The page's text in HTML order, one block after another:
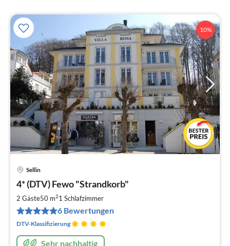
10%
Sellin
4* (DTV) Fewo "Strandkorb"
2 Gäste50 m21 Schlafzimmer
6 Bewertungen
DTV-Klassifizierung
Sehr nachhaltig